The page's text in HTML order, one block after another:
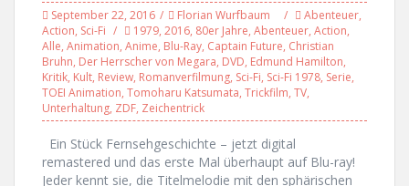
September 22, 2016 Florian Wurfbaum Abenteuer,
Action, Sci-Fi 1979, 2016, 80er Jahre, Abenteuer, Action,
Alle, Animation, Anime, Blu-Ray, Captain Future, Christian
Bruhn, Der Herrscher von Megara, DVD, Edmund Hamilton,
Kritik, Kult, Review, Romanverfilmung, Sci-Fi, Sci-Fi 1978, Serie,
TOEI Animation, Tomoharu Katsumata, Trickfilm, TV,
Unterhaltung, ZDF, Zeichentrick
Ein Stück Fernsehgeschichte – jetzt digital
remastered und das erste Mal überhaupt auf Blu-ray!
Jeder kennt sie, die Titelmelodie mit den sphärischen